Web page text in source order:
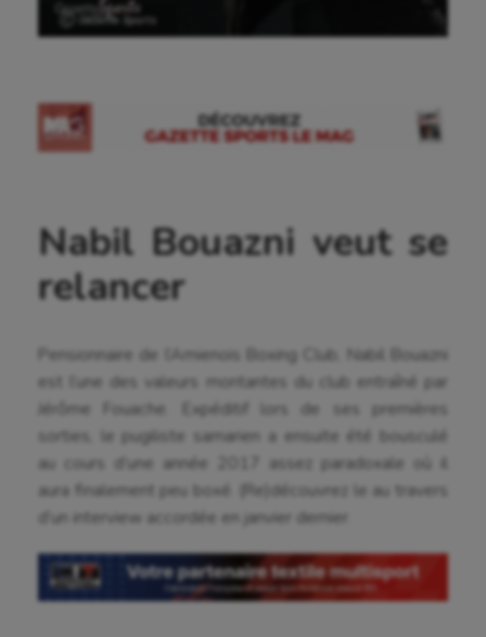
Nabil Bouazni veut se
relancer
Pensionnaire de l’Amienois Boxing Club, Nabil Bouazni
est l’une des valeurs montantes du club entraîné par
Jérôme Fouache. Expéditif lors de ses premières
sorties, le pugiliste samarien a ensuite été bousculé
au cours d’une année 2017 assez paradoxale où il
aura finalement peu boxé. (Re)découvrez le au travers
d’un interview accordée en janvier dernier.